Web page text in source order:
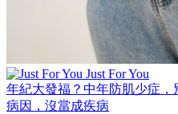
Just For You
年紀大發福？中年防肌少症
病因，沒當成疾病